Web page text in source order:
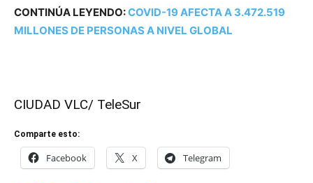
CONTINÚA LEYENDO:COVID-19 AFECTA A 3.472.519
MILLONES DE PERSONAS A NIVEL GLOBAL
CIUDAD VLC/ TeleSur
Comparte esto:
Facebook X Telegram